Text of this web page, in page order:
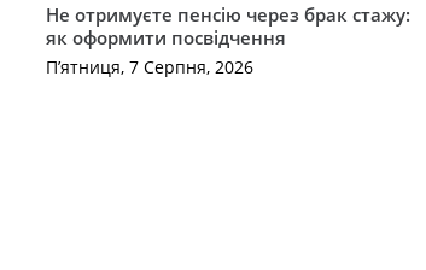
Не отримуєте пенсію через брак стажу:
як оформити посвідчення
П’ятниця, 7 Серпня, 2026